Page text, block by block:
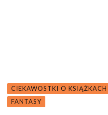
CIEKAWOSTKI O KSIĄŻKACH
FANTASY